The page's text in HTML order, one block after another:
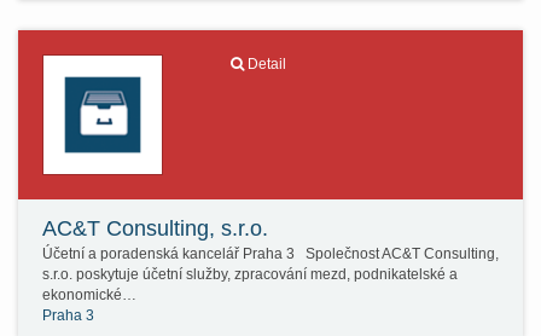
Detail
AC&T Consulting, s.r.o.
Účetní a poradenská kancelář Praha 3 Společnost AC&T Consulting,
s.r.o. poskytuje účetní služby, zpracování mezd, podnikatelské a
ekonomické…
Praha 3